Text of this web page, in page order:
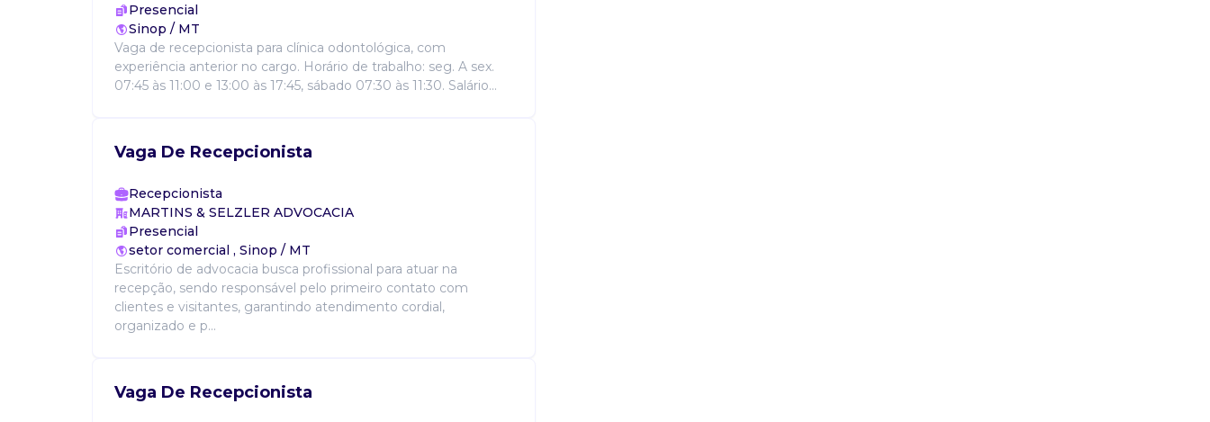
Presencial
Sinop / MT
Vaga de recepcionista para clínica odontológica, com
experiência anterior no cargo. Horário de trabalho: seg. A sex.
07:45 às 11:00 e 13:00 às 17:45, sábado 07:30 às 11:30. Salário...
Vaga De Recepcionista
Recepcionista
MARTINS & SELZLER ADVOCACIA
Presencial
setor comercial , Sinop / MT
Escritório de advocacia busca profissional para atuar na
recepção, sendo responsável pelo primeiro contato com
clientes e visitantes, garantindo atendimento cordial,
organizado e p...
Vaga De Recepcionista